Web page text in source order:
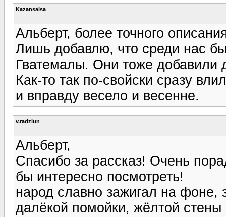
Kazansalsa
Альберт, более точного
Лишь добавлю, что среди нас
Гватемалы. Они тоже добавили
Как-то так по-свойски сразу
и вправду весело и весенне.
v.radziun
Альберт,
Спасибо за рассказ! Очень
бы интересно посмотреть!
народ славно зажигал на фоне,
далёкой помойки, жёлтой